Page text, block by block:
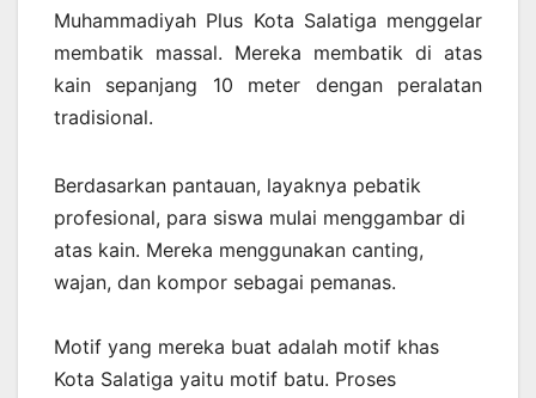
Muhammadiyah Plus Kota Salatiga menggelar
membatik massal. Mereka membatik di atas
kain sepanjang 10 meter dengan peralatan
tradisional.
Berdasarkan pantauan, layaknya pebatik
profesional, para siswa mulai menggambar di
atas kain. Mereka menggunakan canting,
wajan, dan kompor sebagai pemanas.
Motif yang mereka buat adalah motif khas
Kota Salatiga yaitu motif batu. Proses